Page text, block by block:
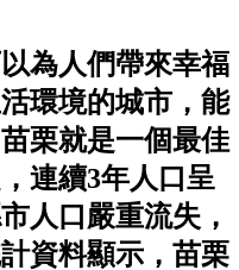
為人們帶來幸福
環境的城市，能
栗就是一個最佳
連續3年人口呈
人口嚴重流失，
資料顯示，苗栗